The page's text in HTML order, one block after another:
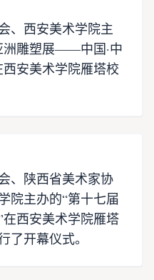
、西安美术学院主
洲雕塑展——中国·中
安美术学院雁塔校
、陕西省美术家协
院主办的“第十七届
在西安美术学院雁塔
了开幕仪式。